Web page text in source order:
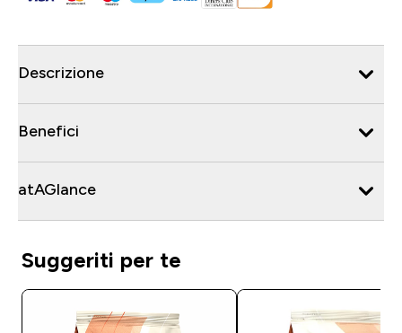
Descrizione
Benefici
atAGlance
Suggeriti per te